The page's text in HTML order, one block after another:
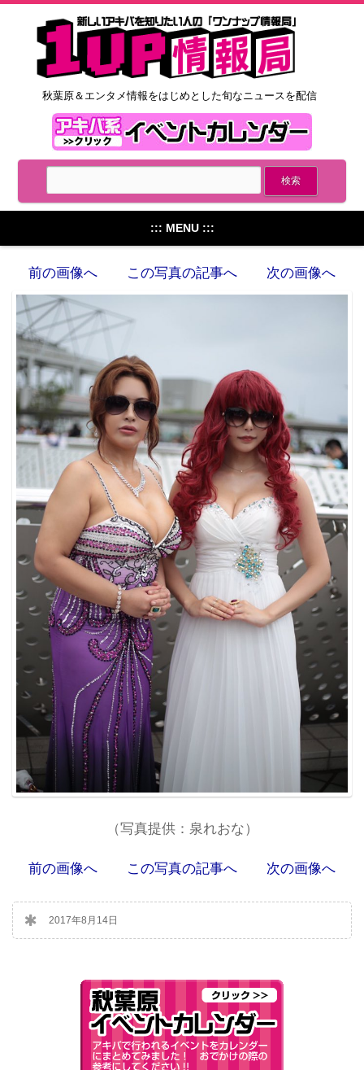
秋葉原＆エンタメ情報をはじめとした旬なニュースを配信
::: MENU :::
前の画像へ この写真の記事へ 次の画像へ
（写真提供：泉れおな）
前の画像へ この写真の記事へ 次の画像へ
2017年8月14日